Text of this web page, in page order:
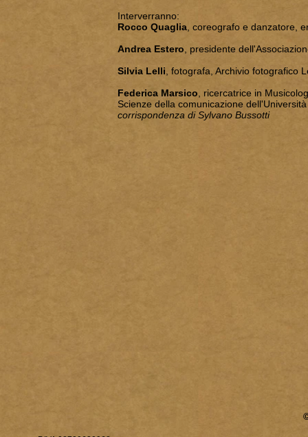
Interverranno:
Rocco Quaglia , coreografo e danzatore,
Andrea Estero , presidente
Silvia Lelli , fotografa, Archivio fotografico
Federica Marsico , ricercatrice in
Scienze della comunicazione
corrispondenza di Sylvano Bussotti